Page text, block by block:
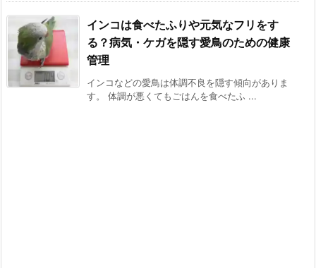
インコは食べたふりや元気なフリをす
る？病気・ケガを隠す愛鳥のための健康
管理
インコなどの愛鳥は体調不良を隠す傾向がありま
す。 体調が悪くてもごはんを食べたふ ...